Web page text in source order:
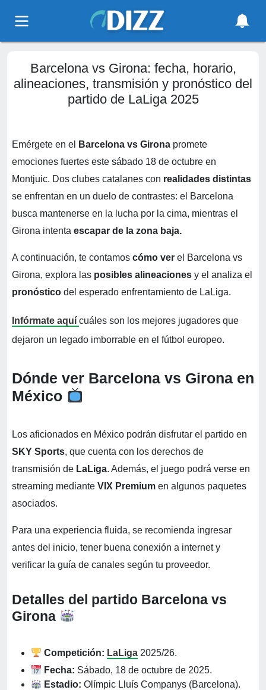
Barcelona vs Girona: fecha, horario,
alineaciones, transmisión y pronóstico del
partido de LaLiga 2025
Emérgete en el Barcelona vs Girona promete
emociones fuertes este sábado 18 de octubre en
Montjuic. Dos clubes catalanes con realidades distintas
se enfrentan en un duelo de contrastes: el Barcelona
busca mantenerse en la lucha por la cima, mientras el
Girona intenta escapar de la zona baja.
A continuación, te contamos cómo ver el Barcelona vs
Girona, explora las posibles alineaciones y el analiza el
pronóstico del esperado enfrentamiento de LaLiga.
Infórmate aquí cuáles son los mejores jugadores que
dejaron un legado imborrable en el fútbol europeo.
Dónde ver Barcelona vs Girona en
México
Los aficionados en México podrán disfrutar el partido en
SKY Sports, que cuenta con los derechos de
transmisión de LaLiga. Además, el juego podrá verse en
streaming mediante VIX Premium en algunos paquetes
asociados.
Para una experiencia fluida, se recomienda ingresar
antes del inicio, tener buena conexión a internet y
verificar la guía de canales según tu proveedor.
Detalles del partido Barcelona vs
Girona
Competición: LaLiga 2025/26.
Fecha: Sábado, 18 de octubre de 2025.
Estadio: Olímpic Lluís Companys (Barcelona).